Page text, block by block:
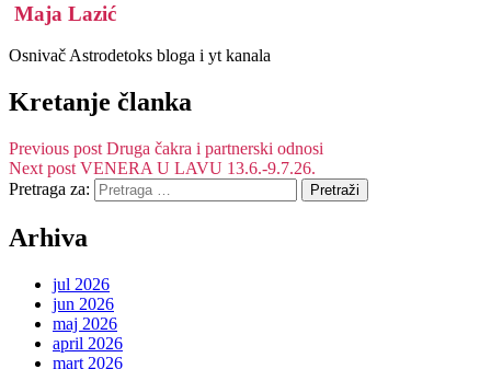
Maja Lazić
Osnivač Astrodetoks bloga i yt kanala
Kretanje članka
Previous post Druga čakra i partnerski odnosi
Next post VENERA U LAVU 13.6.-9.7.26.
Pretraga za:
Arhiva
jul 2026
jun 2026
maj 2026
april 2026
mart 2026